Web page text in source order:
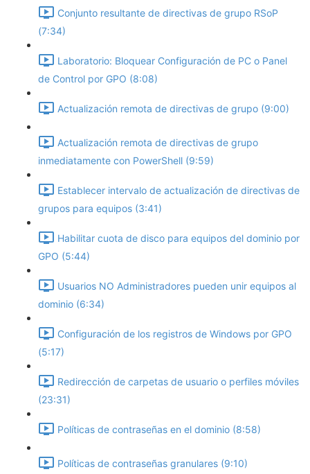
Conjunto resultante de directivas de grupo RSoP
(7:34)
Laboratorio: Bloquear Configuración de PC o Panel
de Control por GPO (8:08)
Actualización remota de directivas de grupo (9:00)
Actualización remota de directivas de grupo
inmediatamente con PowerShell (9:59)
Establecer intervalo de actualización de directivas de
grupos para equipos (3:41)
Habilitar cuota de disco para equipos del dominio por
GPO (5:44)
Usuarios NO Administradores pueden unir equipos al
dominio (6:34)
Configuración de los registros de Windows por GPO
(5:17)
Redirección de carpetas de usuario o perfiles móviles
(23:31)
Políticas de contraseñas en el dominio (8:58)
Políticas de contraseñas granulares (9:10)